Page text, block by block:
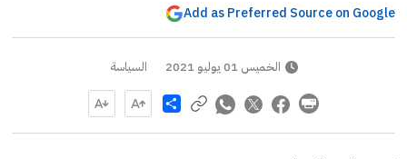
Add as Preferred Source on Google
الخميس 01 يوليو 2021 السياسة
Share